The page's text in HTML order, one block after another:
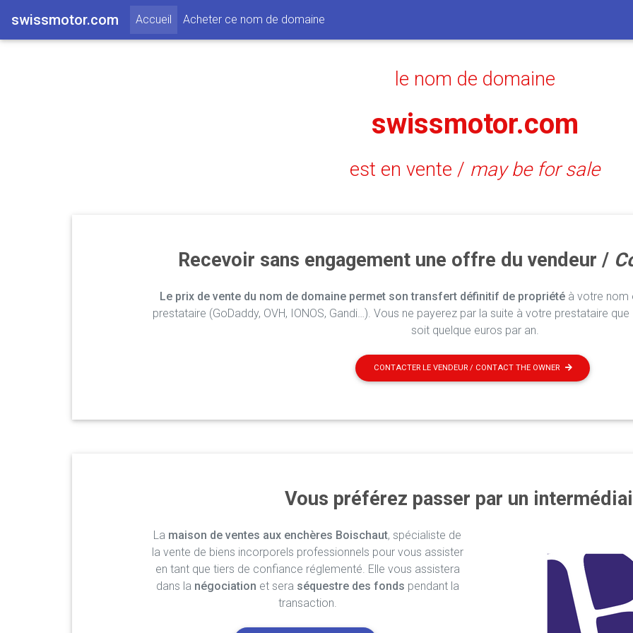
swissmotor.com Accueil (current)
Acheter ce nom de domaine
le nom de domaine
swissmotor.com
est en vente / may be for sale
Recevoir sans engagement une offre du vendeur /
Le prix de vente du nom de domaine permet son transfert définitif de propriétéà votre nom
prestataire (GoDaddy, OVH, IONOS, Gandi…). Vous ne payerez par la suite à votre prestataire
soit quelque euros par an.
CONTACTER LE VENDEUR / CONTACT THE OWNER
Vous préférez passer par un
La maison de ventes aux enchères Boischaut, spécialiste de
la vente de biens incorporels professionnels pour vous assister
en tant que tiers de confiance réglementé. Elle vous assistera
dans la négociation et sera séquestre des fonds pendant la
transaction.